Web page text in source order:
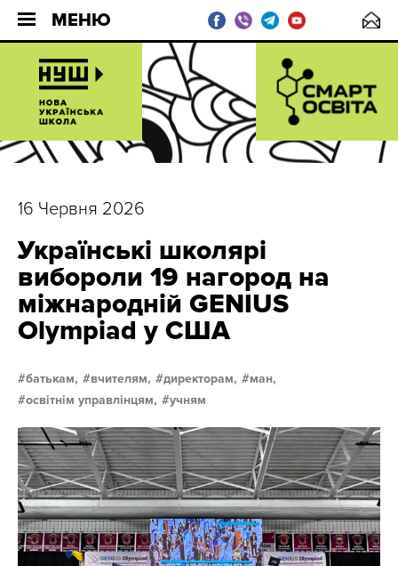
МЕНЮ
16 Червня 2026
Українські школярі
вибороли 19 нагород на
міжнародній GENIUS
Olympiad у США
батькам, вчителям, директорам,
ман,
освітнім управлінцям,
учням